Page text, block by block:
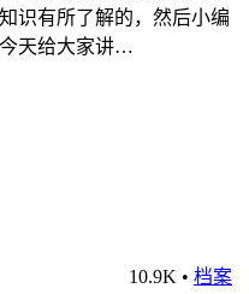
识有所了解的，然后小编
天给大家讲…
10.9K • 档案